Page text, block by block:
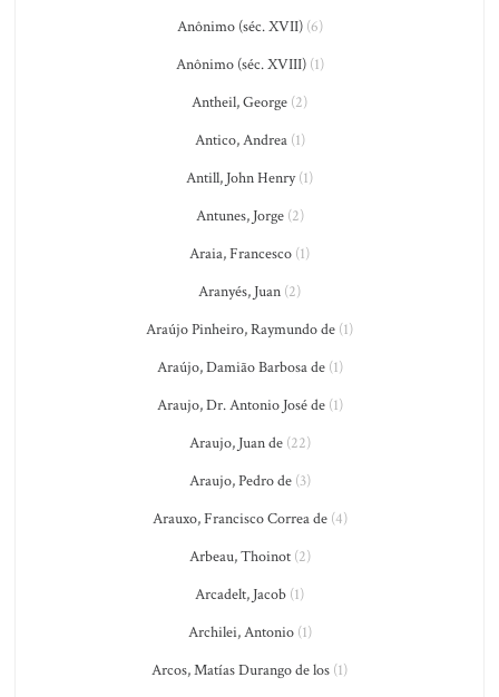
Anônimo (séc. XVII)(6)
Anônimo (séc. XVIII)(1)
Antheil, George (2)
Antico, Andrea(1)
Antill, John Henry(1)
Antunes, Jorge(2)
Araia, Francesco (1)
Aranyés, Juan (2)
Araújo Pinheiro, Raymundo de (1)
Araújo, Damião Barbosa de(1)
Araujo, Dr. Antonio José de(1)
Araujo, Juan de(22)
Araujo, Pedro de(3)
Arauxo, Francisco Correa de(4)
Arbeau, Thoinot(2)
Arcadelt, Jacob (1)
Archilei, Antonio(1)
Arcos, Matías Durango de los (1)